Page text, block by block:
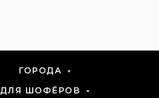
ГОРОДА
ДЛЯ ШОФЁРОВ